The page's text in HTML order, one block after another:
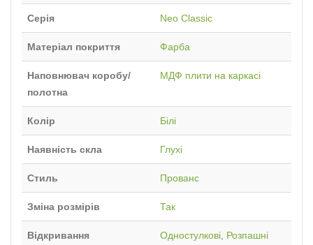
Серія Neo Classic
Матеріал покриття Фарба
Наповнювач коробу/
полотна
МДФ плити на каркасі
Колір Білі
Наявність скла Глухі
Стиль Прованс
Зміна розмірів Так
Відкривання Одностулкові, Розпашні